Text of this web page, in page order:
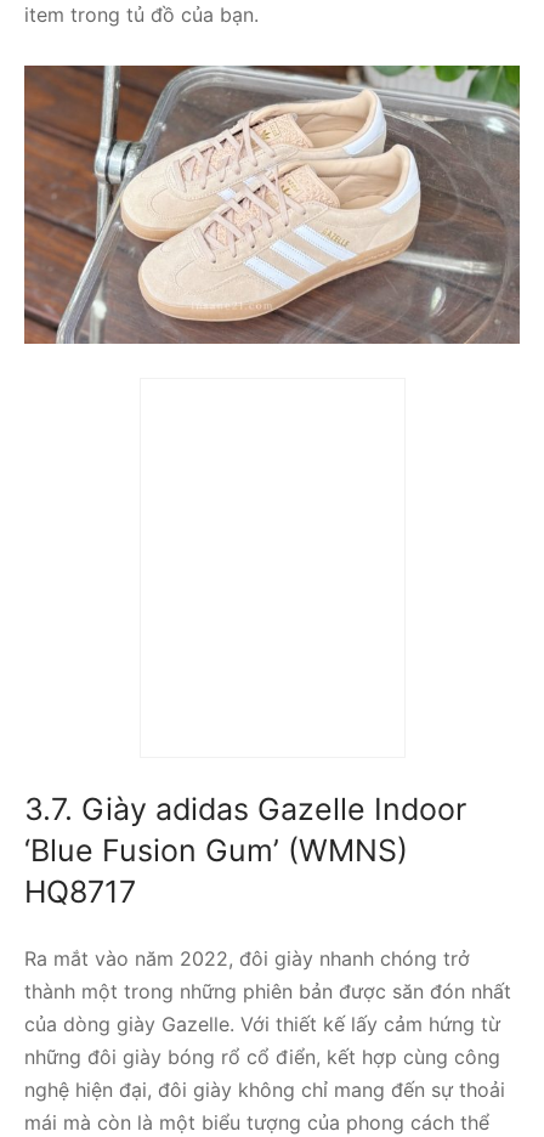
item trong tủ đồ của bạn.
2.890.000₫
3.7. Giày adidas Gazelle Indoor
‘Blue Fusion Gum’ (WMNS)
HQ8717
Ra mắt vào năm 2022, đôi giày nhanh chóng trở
thành một trong những phiên bản được săn đón nhất
của dòng giày Gazelle. Với thiết kế lấy cảm hứng từ
những đôi giày bóng rổ cổ điển, kết hợp cùng công
nghệ hiện đại, đôi giày không chỉ mang đến sự thoải
mái mà còn là một biểu tượng của phong cách thể